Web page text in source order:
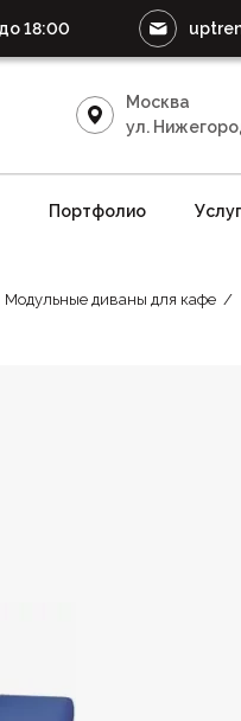
18:00
Москва
ул.
Портфолио
Модульные диваны для кафе